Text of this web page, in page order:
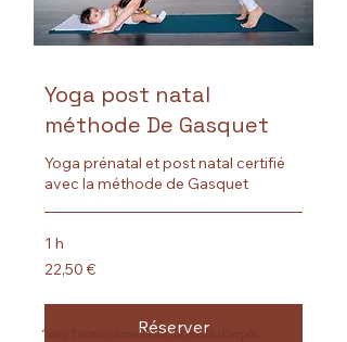
Yoga post natal
méthode De Gasquet
Yoga prénatal et post natal certifié
avec la méthode de Gasquet
1 h
22,50
euros
22,50 €
Réserver
*avec l'avance immédiate du crédit d'impôt